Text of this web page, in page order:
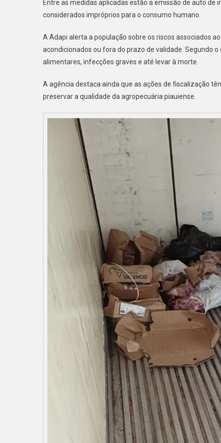
Entre as medidas aplicadas estão a emissão de auto de
considerados impróprios para o consumo humano.
A Adapi alerta a população sobre os riscos associados
acondicionados ou fora do prazo de validade. Segundo
alimentares, infecções graves e até levar à morte.
A agência destaca ainda que as ações de fiscalização
preservar a qualidade da agropecuária piauiense.